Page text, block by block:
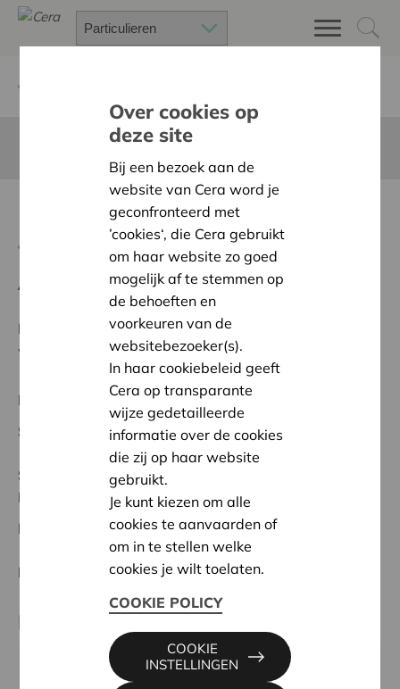
Dementie-activeringstuin
Terug naar overzicht
Ambitie: Warme en zorgzame buurten voor iedereen
Programma:
Bouwen aan sterke dorpen, buurten en
wijken, met zorgzame buren
Regionaal Project
Startdatum:
05/05/2025
Status:
In behandeling
Roeselare-Izegem
Datum:
05/05/2025
Beslissing: Goedgekeurd
Partner
WZC Westerlinde, Westlaan 13, 8800 ROESELARE
Over cookies op
deze site
Bij een bezoek aan de
website van Cera word je
geconfronteerd met
’cookies‘, die Cera gebruikt
om haar website zo goed
mogelijk af te stemmen op
de behoeften en
voorkeuren van de
websitebezoeker(s).
In haar cookiebeleid geeft
Cera op transparante
wijze gedetailleerde
informatie over de cookies
die zij op haar website
gebruikt.
Je kunt kiezen om alle
cookies te aanvaarden of
om in te stellen welke
cookies je wilt toelaten.
COOKIE POLICY
COOKIE
INSTELLINGEN